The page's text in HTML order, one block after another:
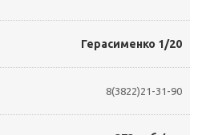
Герасименко 1/20
8(3822)21-31-90